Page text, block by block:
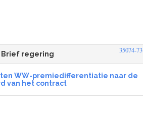
Brief regering 35074-73
WW-premiedifferentiatie naar de
van het contract